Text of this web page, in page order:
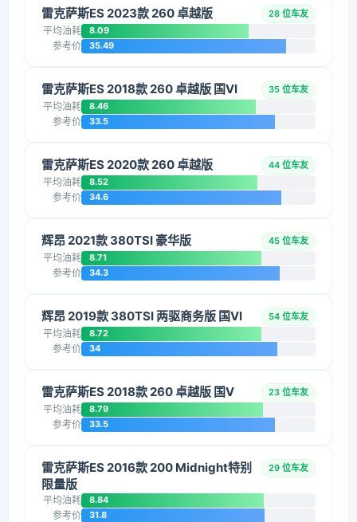
雷克萨斯ES 2023款 260 卓越版 28 位车友
平均油耗 8.09
参考价 35.49
雷克萨斯ES 2018款 260 卓越版 国VI 35 位车友
平均油耗 8.46
参考价 33.5
雷克萨斯ES 2020款 260 卓越版 44 位车友
平均油耗 8.52
参考价 34.6
辉昂 2021款 380TSI 豪华版 45 位车友
平均油耗 8.71
参考价 34.3
辉昂 2019款 380TSI 两驱商务版 国VI 54 位车友
平均油耗 8.72
参考价 34
雷克萨斯ES 2018款 260 卓越版 国V 23 位车友
平均油耗 8.79
参考价 33.5
雷克萨斯ES 2016款 200 Midnight特别
限量版
29 位车友
平均油耗 8.84
参考价 31.8